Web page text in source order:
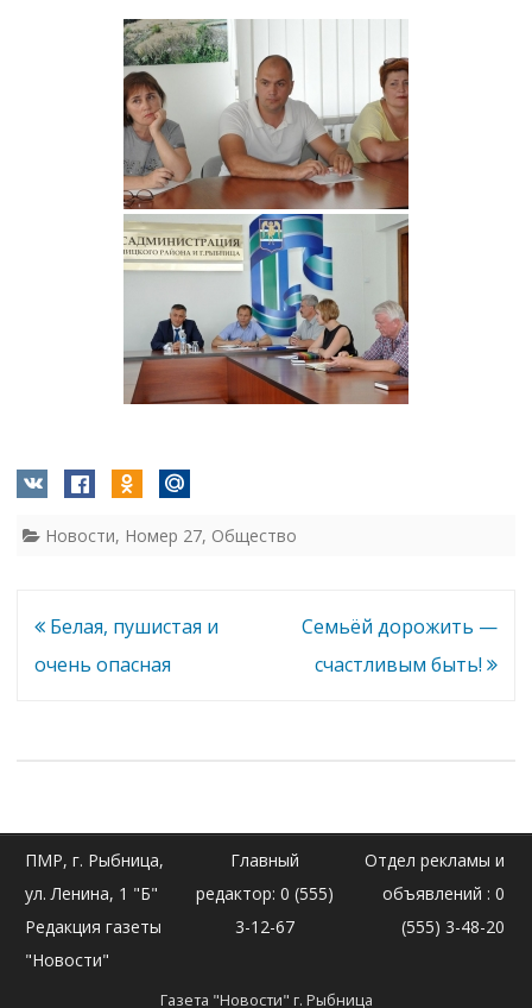
Новости, Номер 27, Общество
Навигация
по
Белая, пушистая и
очень опасная
Семьёй дорожить —
счастливым быть!
ПМР, г. Рыбница,
ул. Ленина, 1 "Б"
Редакция газеты
"Новости"
Главный
редактор: 0 (555)
3-12-67
Отдел рекламы и
объявлений : 0
(555) 3-48-20
Газета "Новости" г. Рыбница